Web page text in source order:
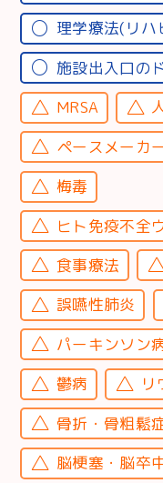
理学療法(リハ
施設出入口の
MRSA
ペースメーカ
梅毒
ヒト免疫不全
食事療法
誤嚥性肺炎
パーキンソン
鬱病
リ
骨折・骨粗鬆
脳梗塞・脳卒